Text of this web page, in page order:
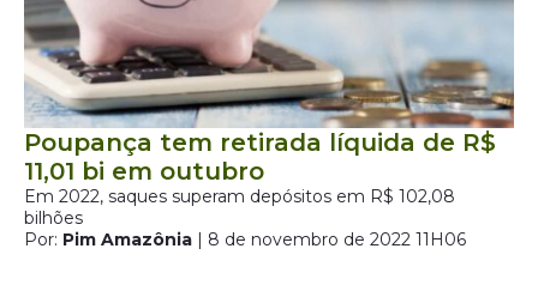
Poupança tem retirada líquida de R$
11,01 bi em outubro
Em 2022, saques superam depósitos em R$ 102,08
bilhões
Por: Pim Amazônia | 8 de novembro de 2022 11H06